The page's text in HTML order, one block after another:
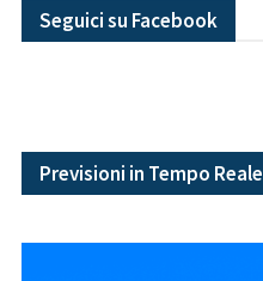
Seguici su Facebook
Previsioni in Tempo Reale